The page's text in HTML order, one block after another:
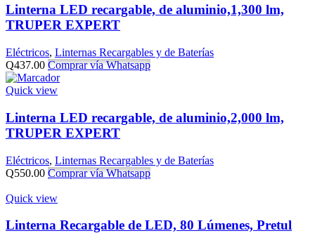
Linterna LED recargable, de aluminio,1,300 lm,
TRUPER EXPERT
Eléctricos, Linternas Recargables y de Baterías
Q437.00 Comprar vía Whatsapp
Quick view
Linterna LED recargable, de aluminio,2,000 lm,
TRUPER EXPERT
Eléctricos, Linternas Recargables y de Baterías
Q550.00 Comprar vía Whatsapp
Quick view
Linterna Recargable de LED, 80 Lúmenes, Pretul